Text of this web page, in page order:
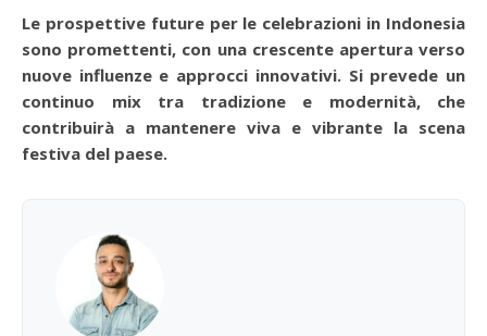
Le prospettive future per le celebrazioni in Indonesia
sono promettenti, con una crescente apertura verso
nuove influenze e approcci innovativi. Si prevede un
continuo mix tra tradizione e modernità, che
contribuirà a mantenere viva e vibrante la scena
festiva del paese.